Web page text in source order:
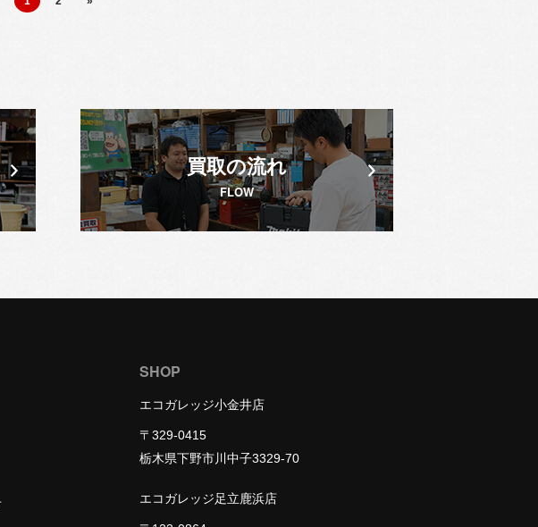
買取の流れ
FLOW
SHOP
エコガレッジ小金井店
〒329-0415
栃木県下野市川中子3329-70
エコガレッジ足立鹿浜店